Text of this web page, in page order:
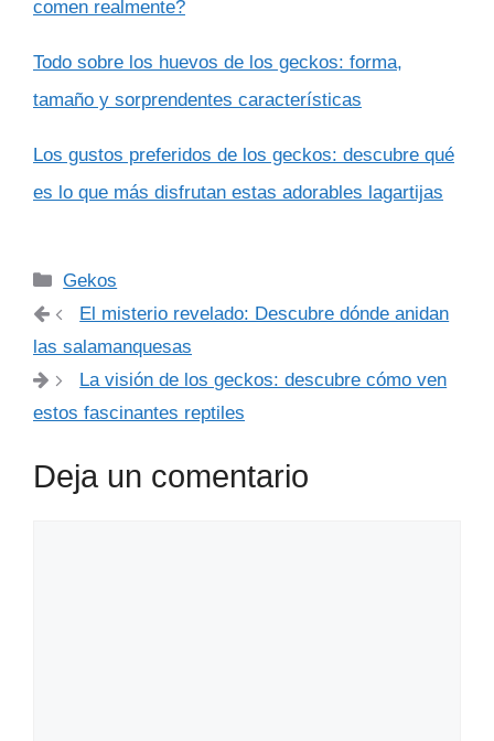
comen realmente?
Todo sobre los huevos de los geckos: forma,
tamaño y sorprendentes características
Los gustos preferidos de los geckos: descubre qué
es lo que más disfrutan estas adorables lagartijas
Categorías
Gekos
El misterio revelado: Descubre dónde anidan
las salamanquesas
La visión de los geckos: descubre cómo ven
estos fascinantes reptiles
Deja un comentario